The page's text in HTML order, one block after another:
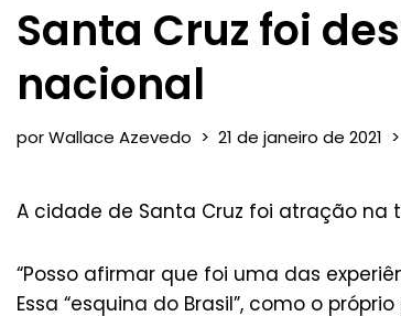
Santa Cruz foi
nacional
porWallace Azevedo 21 de janeiro de 2021
A cidade de Santa Cruz foi atração na
“Posso afirmar que foi uma das
Essa “esquina do Brasil”, como o